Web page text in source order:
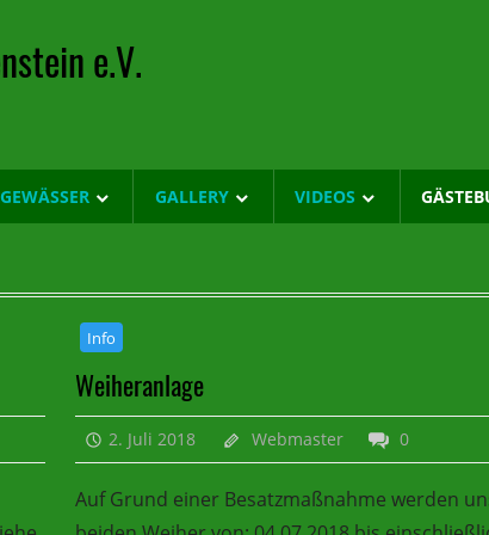
e.V.
GALLERY VIDEOS
Info
Weiheranlage
2. Juli 2018 Webmaster 0
Auf Grund einer Besatzmaßnahme werden